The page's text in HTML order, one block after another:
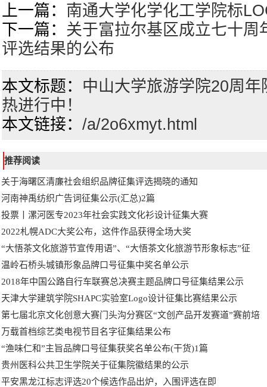
上一篇： 南通大学化学化工学院标
下一篇： 关于富拉尔基区成立七十周
评选结果的公布
本文标题： 中山大学旅游学院20周
热进行中！
本文链接： /a/2o6xmyt.html
推荐阅读
关于海曙区清廉社会组织品牌征集评选揭晓的通知
河南神禹纺织广告词征集公示(汇总)2篇
投票丨漯河医专2023年社会实践文化衫设计征集大赛
2022札幌ADC大奖公布，这件作品获得全场大奖
“大悟茶文化旅游节宣传用语”、“大悟茶文化旅游节形象标志”征
温岭石桥头城镇形象品牌口号征集中奖名单公示
2018年中国公路自行车联赛总决赛主题品牌口号征集结果公示
天津大学建筑学院SHAPC实验室Logo设计征集比赛结果公示
第七届北京文化创意大赛门头沟分赛区“文创产品开发赛道”赛前培
万载首档综艺类电视节目名字征集结果公布
“渔味仁和”主旨品牌口号征集获奖名单公布(干货)1篇
贵州医科公共卫生学院关于征集院徽结果的公示
平安黑龙江标志评选20个候选作品出炉，入围评选在即